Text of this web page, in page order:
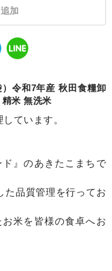
加
令和7年産 秋田食糧卸
米 無洗米
ています。
』のあきたこまちで
た品質管理を行ってお
米を皆様の食卓へお